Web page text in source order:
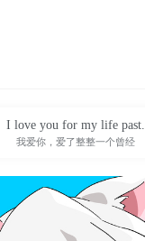
I love you for my life past.
我爱你，爱了整整一个曾经